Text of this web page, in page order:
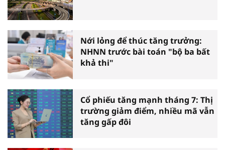
Nới lỏng để thúc tăng trưởng:
NHNN trước bài toán "bộ ba bất
khả thi"
Cổ phiếu tăng mạnh tháng 7: Thị
trường giảm điểm, nhiều mã vẫn
tăng gấp đôi